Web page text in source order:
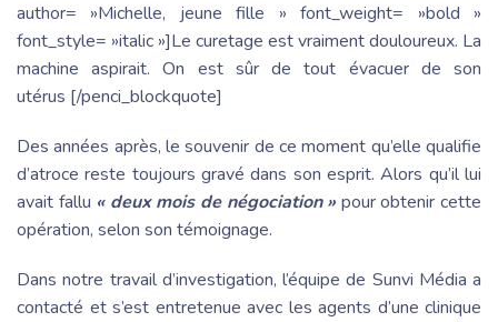
author= »Michelle, jeune fille » font_weight= »bold »
font_style= »italic »]Le curetage est vraiment douloureux. La
machine aspirait. On est sûr de tout évacuer de son
utérus [/penci_blockquote]
Des années après, le souvenir de ce moment qu’elle qualifie
d’atroce reste toujours gravé dans son esprit. Alors qu’il lui
avait fallu « deux mois de négociation » pour obtenir cette
opération, selon son témoignage.
Dans notre travail d’investigation, l’équipe de Sunvi Média a
contacté et s’est entretenue avec les agents d’une clinique